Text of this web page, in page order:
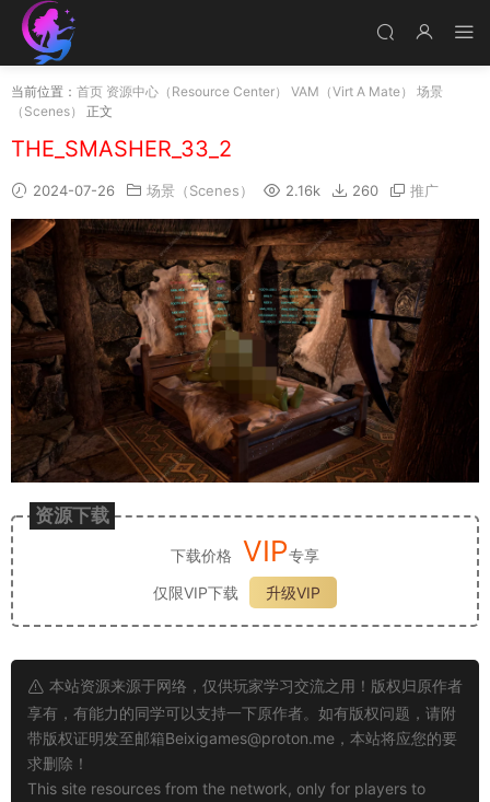
当前位置： 首页 资源中心（Resource Center） VAM（Virt A Mate）
场景
（Scenes）
正文
THE_SMASHER_33_2
2024-07-26 场景（Scenes） 2.16k 260 推广
资源下载
下载价格 VIP专享
仅限VIP下载
升级VIP
本站资源来源于网络，仅供玩家学习交流之用！版权归原作者
享有，有能力的同学可以支持一下原作者。如有版权问题，请附
带版权证明发至邮箱Beixigames@proton.me ，本站将应您的要
求删除！
This site resources from the network, only for players to